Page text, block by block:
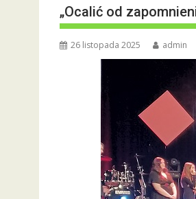
„Ocalić od
26 listopada 2025 admin